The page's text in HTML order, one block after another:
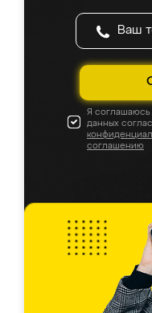
Я соглашаюсь
данных
соглашению